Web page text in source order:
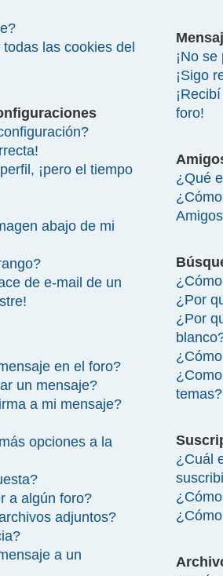
las cookies del
¡pero el tiempo
abajo de mi
de e-mail de un
en el foro?
un mensaje?
a mi mensaje?
opciones a la
a algún foro?
adjuntos?
a un
¡No
¡Sigo
foro!
¿Qué
¿Por
¿Por
temas?
¿Cuál